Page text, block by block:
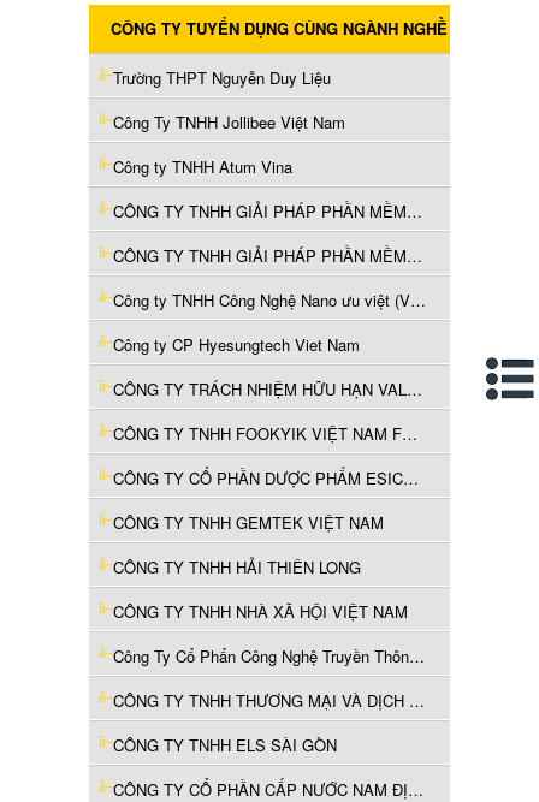
CÔNG TY TUYỂN DỤNG CÙNG NGÀNH NGHỀ
Trường THPT Nguyễn Duy Liệu
Công Ty TNHH Jollibee Việt Nam
Công ty TNHH Atum Vina
CÔNG TY TNHH GIẢI PHÁP PHẦN MỀM CÔNG TÁC VÀ THANH TOÁN
CÔNG TY TNHH GIẢI PHÁP PHẦN MỀM CÔNG TÁC VÀ THANH TOÁN
Công ty TNHH Công Nghệ Nano ưu việt (Việt Nam)
Công ty CP Hyesungtech Viet Nam
CÔNG TY TRÁCH NHIỆM HỮU HẠN VALSPAR (VIỆT NAM)
CÔNG TY TNHH FOOKYIK VIỆT NAM FURNITURE
CÔNG TY CỔ PHẦN DƯỢC PHẨM ESICO VIỆT NAM
CÔNG TY TNHH GEMTEK VIỆT NAM
CÔNG TY TNHH HẢI THIÊN LONG
CÔNG TY TNHH NHÀ XÃ HỘI VIỆT NAM
Công Ty Cổ Phẩn Công Nghệ Truyền Thông Á Việt
CÔNG TY TNHH THƯƠNG MẠI VÀ DỊCH VỤ TỔNG HỢP H&H
CÔNG TY TNHH ELS SÀI GÒN
CÔNG TY CỔ PHẦN CẤP NƯỚC NAM ĐỊNH